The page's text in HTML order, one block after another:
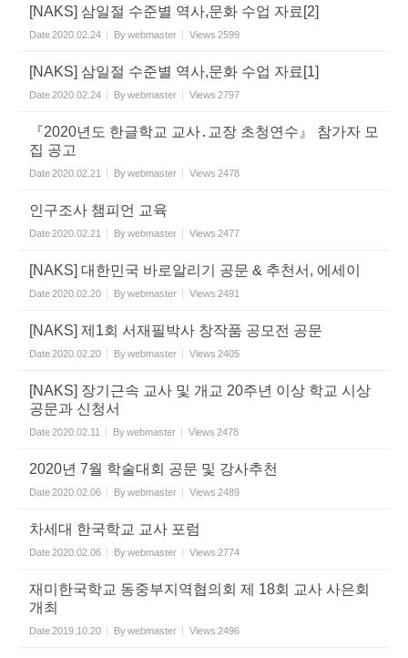
[NAKS] 삼일절 수준별 역사,문화 수업 자료[2]
Date2020.02.24 Bywebmaster Views 2599
[NAKS] 삼일절 수준별 역사,문화 수업 자료[1]
Date2020.02.24 Bywebmaster Views 2797
『2020년도 한글학교 교사․교장 초청연수』 참가자 모
집 공고
Date2020.02.21 Bywebmaster Views 2478
인구조사 챔피언 교육
Date2020.02.21 Bywebmaster Views 2477
[NAKS] 대한민국 바로알리기 공문 & 추천서, 에세이
Date2020.02.20 Bywebmaster Views 2491
[NAKS] 제1회 서재필박사 창작품 공모전 공문
Date2020.02.20 Bywebmaster Views 2405
[NAKS] 장기근속 교사 및 개교 20주년 이상 학교 시상
공문과 신청서
Date2020.02.11 Bywebmaster Views 2478
2020년 7월 학술대회 공문 및 강사추천
Date2020.02.06 Bywebmaster Views 2489
차세대 한국학교 교사 포럼
Date2020.02.06 Bywebmaster Views 2774
재미한국학교 동중부지역협의회 제 18회 교사 사은회
개최
Date2019.10.20 Bywebmaster Views 2496